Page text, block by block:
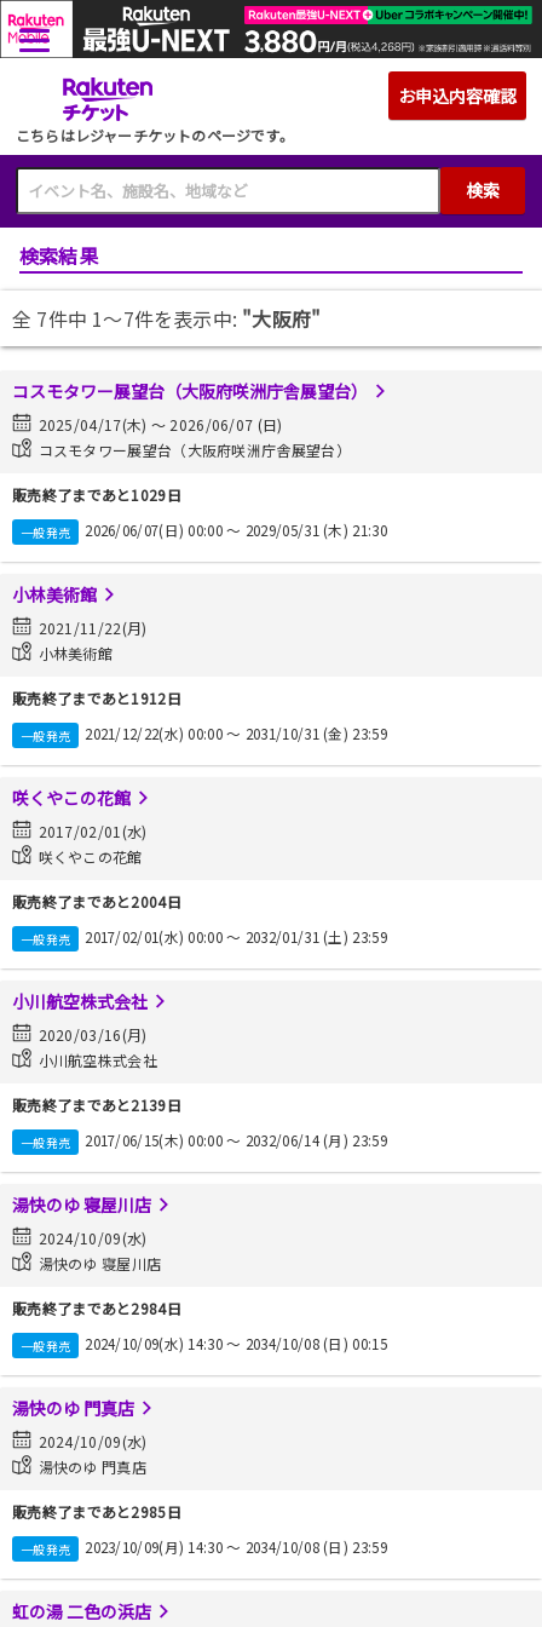
こちらはレジャーチケットのページです。
検索
検索結果
全 7件中 1〜7件を表示中: "大阪府"
コスモタワー展望台（大阪府咲洲庁舎展望台）
2025/04/17(木) 〜 2026/06/07 (日)
コスモタワー展望台（大阪府咲洲庁舎展望台）
販売終了まであと1029日
一般発売 2026/06/07(日) 00:00 〜 2029/05/31 (木) 21:30
小林美術館
2021/11/22(月)
小林美術館
販売終了まであと1912日
一般発売 2021/12/22(水) 00:00 〜 2031/10/31 (金) 23:59
咲くやこの花館
2017/02/01(水)
咲くやこの花館
販売終了まであと2004日
一般発売 2017/02/01(水) 00:00 〜 2032/01/31 (土) 23:59
小川航空株式会社
2020/03/16(月)
小川航空株式会社
販売終了まであと2139日
一般発売 2017/06/15(木) 00:00 〜 2032/06/14 (月) 23:59
湯快のゆ 寝屋川店
2024/10/09(水)
湯快のゆ 寝屋川店
販売終了まであと2984日
一般発売 2024/10/09(水) 14:30 〜 2034/10/08 (日) 00:15
湯快のゆ 門真店
2024/10/09(水)
湯快のゆ 門真店
販売終了まであと2985日
一般発売 2023/10/09(月) 14:30 〜 2034/10/08 (日) 23:59
虹の湯 二色の浜店